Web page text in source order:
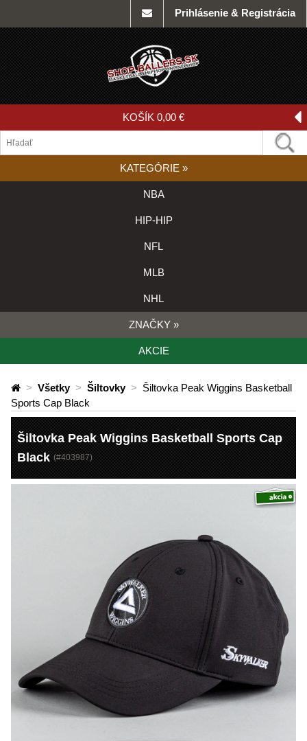
Prihlásenie & Registrácia
KOŠÍK 0,00 €
KATEGÓRIE »
NBA
HIP-HIP
NFL
MLB
NHL
ZNAČKY »
AKCIE
> Všetky > Šiltovky > Šiltovka Peak Wiggins Basketball
Sports Cap Black
Šiltovka Peak Wiggins Basketball Sports Cap
Black (#403987)